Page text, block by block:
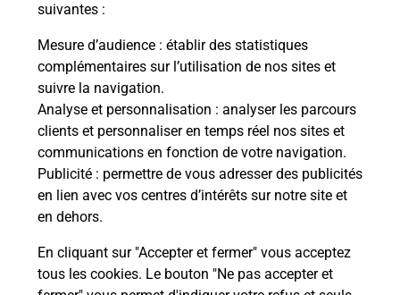
suivantes :
Mesure d’audience : établir des statistiques
complémentaires sur l’utilisation de nos sites et
suivre la navigation.
Analyse et personnalisation : analyser les parcours
clients et personnaliser en temps réel nos sites et
communications en fonction de votre navigation.
Publicité : permettre de vous adresser des publicités
en lien avec vos centres d’intérêts sur notre site et
en dehors.
En cliquant sur "Accepter et fermer" vous acceptez
tous les cookies. Le bouton "Ne pas accepter et
Souscrire à la téléassistance
Vous cherchez une téléassistance, téléalarme dans
la commune Blain ?
Découvrez nos offres.
En savoir plus
Localiser Liste
Liste - examen code de la route